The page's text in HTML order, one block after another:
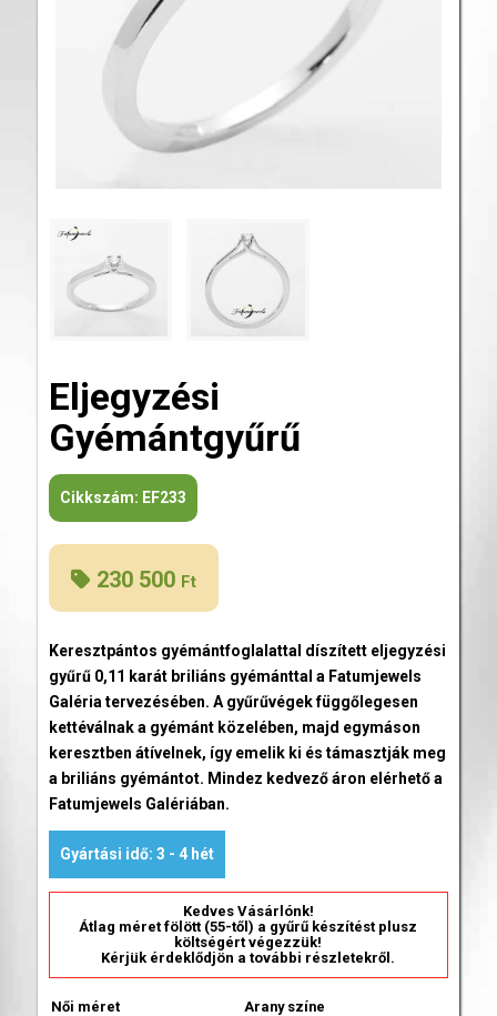
Eljegyzési
Gyémántgyűrű
Cikkszám: EF233
230 500 Ft
Keresztpántos gyémántfoglalattal díszített eljegyzési
gyűrű 0,11 karát briliáns gyémánttal a Fatumjewels
Galéria tervezésében. A gyűrűvégek függőlegesen
kettéválnak a gyémánt közelében, majd egymáson
keresztben átívelnek, így emelik ki és támasztják meg
a briliáns gyémántot. Mindez kedvező áron elérhető a
Fatumjewels Galériában.
Gyártási idő: 3 - 4 hét
Kedves Vásárlónk!
Átlag méret fölött (55-től) a gyűrű készítést plusz
költségért végezzük!
Kérjük érdeklődjön a további részletekről.
Női méret Arany színe